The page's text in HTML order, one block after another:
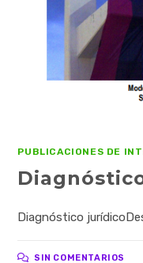
PUBLICACIONES DE
Diagnóstico
SIN COMENTARIOS